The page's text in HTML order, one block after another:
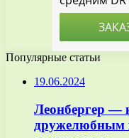
Популярные статьи
19.06.2024
Леонбергер —
дружелюбным